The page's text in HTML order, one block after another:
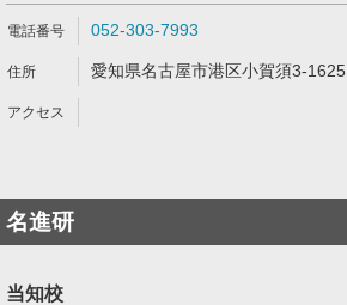
052-303-7993
愛知県名古屋市港区小賀須3-1625
名進研
当知校